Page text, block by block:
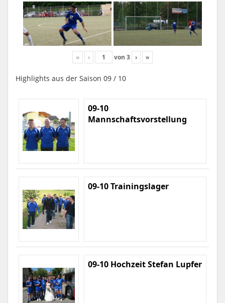
« ‹ von 3 › »
Highlights aus der Saison 09 / 10
09-10
Mannschaftsvorstellung
09-10 Trainingslager
09-10 Hochzeit Stefan Lupfer